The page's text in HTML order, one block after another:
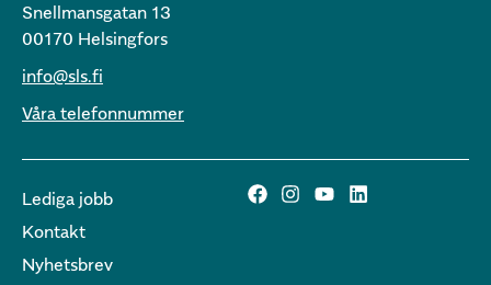
Snellmansgatan 13
00170 Helsingfors
info@sls.fi
Våra telefonnummer
Lediga jobb
Kontakt
Nyhetsbrev